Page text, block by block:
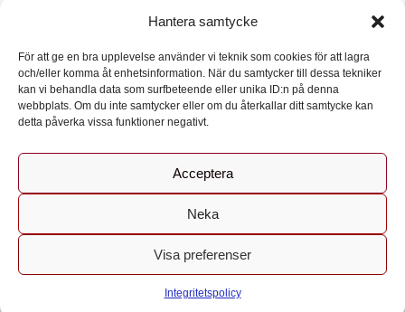
Hantera samtycke
För att ge en bra upplevelse använder vi teknik som cookies för att lagra
och/eller komma åt enhetsinformation. När du samtycker till dessa tekniker
kan vi behandla data som surfbeteende eller unika ID:n på denna
webbplats. Om du inte samtycker eller om du återkallar ditt samtycke kan
detta påverka vissa funktioner negativt.
Acceptera
Neka
Visa preferenser
Integritetspolicy
föräldrasammanslutningar.
Förbundets övergripande ändamål är att ur ett
föräldraperspektiv verka för en utveckling av samhället
som främjar varje barns allsidiga utveckling, lärande och
hälsa
Om Föräldraalliansen
Kontakt
© Föräldraalliansen Sverige. Alla rättigheter förbehållna. - Vill
du få webbsidorna upplästa rekommenderar vi Microsoft Edge
Genom att fortsätta använda denna webbplats godkänner du
användandet av kakor.Mer information Acceptera